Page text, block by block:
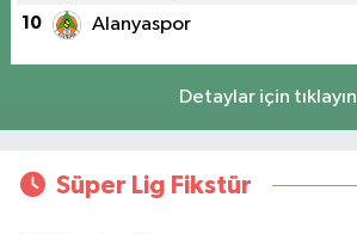
10 Alanyaspor
Detaylar için tıklayın
Süper Lig Fikstür